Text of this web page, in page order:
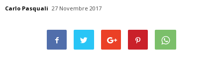
Carlo Pasquali 27 Novembre 2017